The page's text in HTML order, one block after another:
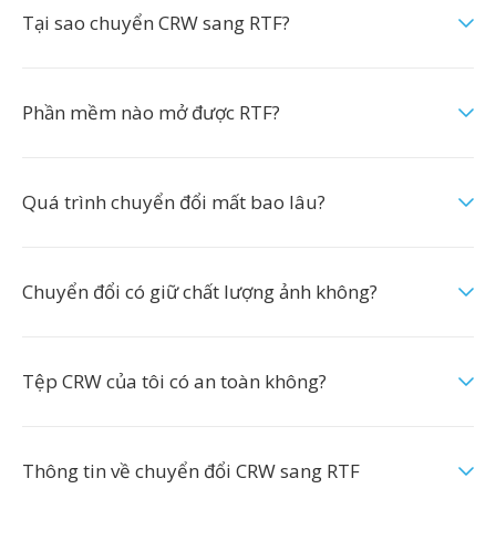
Tại sao chuyển CRW sang RTF?
Phần mềm nào mở được RTF?
Quá trình chuyển đổi mất bao lâu?
Chuyển đổi có giữ chất lượng ảnh không?
Tệp CRW của tôi có an toàn không?
Thông tin về chuyển đổi CRW sang RTF